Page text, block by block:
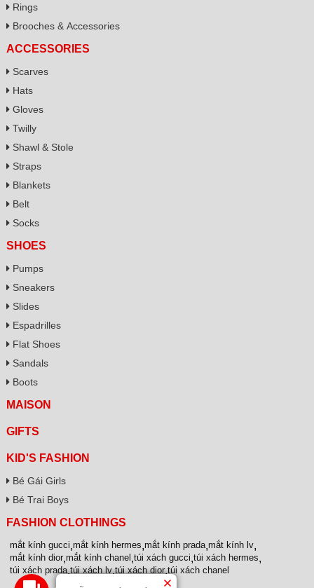
Rings
Brooches & Accessories
ACCESSORIES
Scarves
Hats
Gloves
Twilly
Shawl & Stole
Straps
Blankets
Belt
Socks
SHOES
Pumps
Sneakers
Slides
Espadrilles
Flat Shoes
Sandals
Boots
MAISON
GIFTS
KID'S FASHION
Bé Gái Girls
Bé Trai Boys
FASHION CLOTHINGS
mắt kính gucci,mắt kính hermes,mắt kính prada,mắt kính lv,
mắt kính dior,mắt kính chanel ,túi xách gucci,túi xách hermes,
túi xách prada,túi xách lv,túi xách dior,túi xách chanel